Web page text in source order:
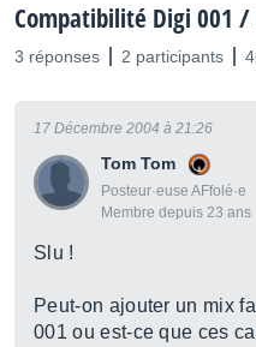
Compatibilité Digi 001 /
3 réponses 2 participants
Tom Tom
Posteur·euse AFfolé·e
Membre depuis 23 ans
17 Décembre 2004 à 21:26
Slu !
Peut-on ajouter un mix
001 ou est-ce que ces